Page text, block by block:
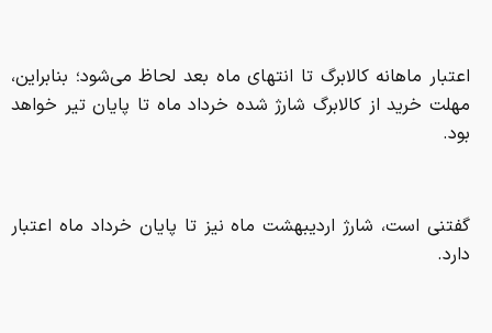
اعتبار ماهانه کالابرگ تا انتهای ماه بعد لحاظ می‌شود؛ بنابراین،
مهلت خرید از کالابرگ شارژ شده خرداد ماه تا پایان تیر خواهد
بود.
گفتنی است، شارژ اردیبهشت ماه نیز تا پایان خرداد ماه اعتبار
دارد.